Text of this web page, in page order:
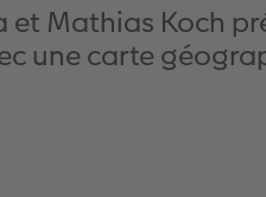
et Mathias Koch
une carte